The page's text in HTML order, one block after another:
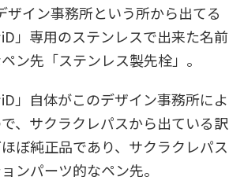
ザイン事務所という所から出てる
iD」専用のステンレスで出来た名前
ン先「ステンレス製先栓」。
iD」自体がこのデザイン事務所によ
、サクラクレパスから出ている訳
ぼ純正品であり、サクラクレパス
ンパーツ的なペン先。